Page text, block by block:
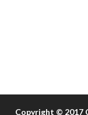
Copyright © 2017